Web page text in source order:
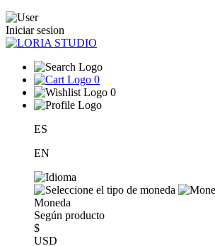
Iniciar sesion
0
0
ES
EN
Moneda
Según producto
$
USD